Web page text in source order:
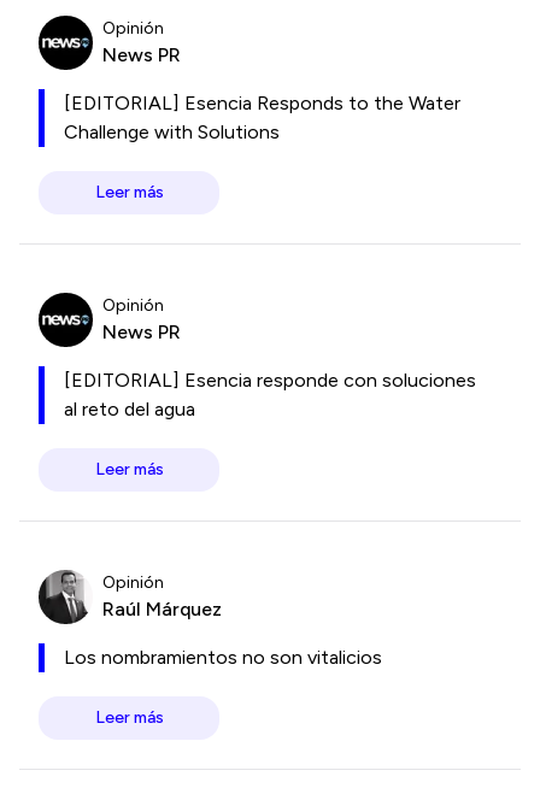
Opinión
News PR
[EDITORIAL] Esencia Responds to the Water
Challenge with Solutions
Leer más
Opinión
News PR
[EDITORIAL] Esencia responde con soluciones
al reto del agua
Leer más
Opinión
Raúl Márquez
Los nombramientos no son vitalicios
Leer más